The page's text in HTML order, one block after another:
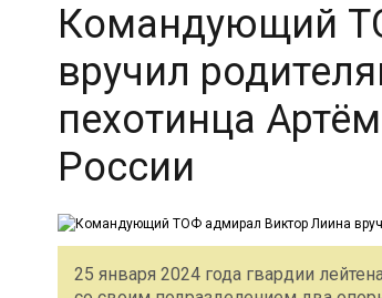
Командующий
вручил
пехотинца
России
25 января 2024 года гвардии